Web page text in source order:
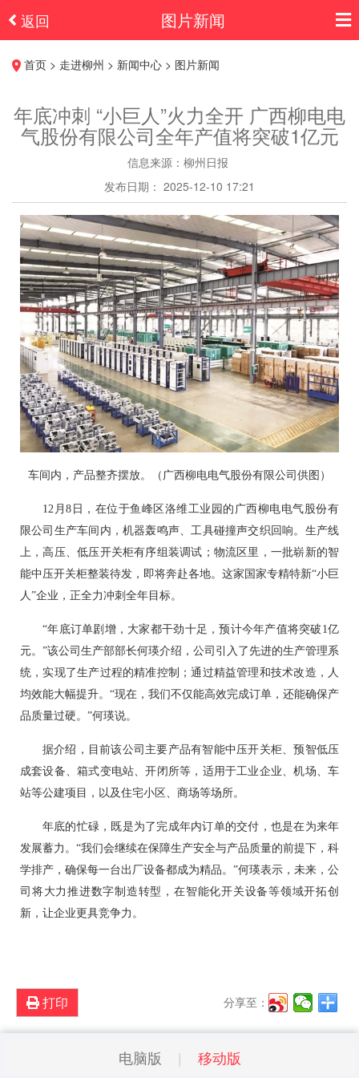
返回 图片新闻
首页 > 走进柳州 > 新闻中心 > 图片新闻
年底冲刺 “小巨人”火力全开 广西柳电电
气股份有限公司全年产值将突破1亿元
信息来源：柳州日报
发布日期： 2025-12-10 17:21
车间内，产品整齐摆放。（广西柳电电气股份有限公司供图）
12月8日，在位于鱼峰区洛维工业园的广西柳电电气股份有
限公司生产车间内，机器轰鸣声、工具碰撞声交织回响。生产线
上，高压、低压开关柜有序组装调试；物流区里，一批崭新的智
能中压开关柜整装待发，即将奔赴各地。这家国家专精特新“小巨
人”企业，正全力冲刺全年目标。
“年底订单剧增，大家都干劲十足，预计今年产值将突破1亿
元。”该公司生产部部长何瑛介绍，公司引入了先进的生产管理系
统，实现了生产过程的精准控制；通过精益管理和技术改造，人
均效能大幅提升。“现在，我们不仅能高效完成订单，还能确保产
品质量过硬。”何瑛说。
据介绍，目前该公司主要产品有智能中压开关柜、预智低压
成套设备、箱式变电站、开闭所等，适用于工业企业、机场、车
站等公建项目，以及住宅小区、商场等场所。
年底的忙碌，既是为了完成年内订单的交付，也是在为来年
发展蓄力。“我们会继续在保障生产安全与产品质量的前提下，科
学排产，确保每一台出厂设备都成为精品。”何瑛表示，未来，公
司将大力推进数字制造转型，在智能化开关设备等领域开拓创
新，让企业更具竞争力。
打印 分享至：
电脑版 移动版